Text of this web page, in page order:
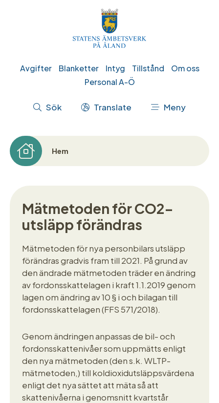
Genvägar
Avgifter Blanketter Intyg Tillstånd
Om oss
Personal A-Ö
Åtgärdsmeny
Sök Translate Meny
Länkstig
Hem
Mätmetoden för CO2-
utsläpp förändras
Mätmetoden för nya personbilars utsläpp
förändras gradvis fram till 2021. På grund av
den ändrade mätmetoden träder en ändring
av fordonsskattelagen i kraft 1.1.2019 genom
lagen om ändring av 10 § i och bilagan till
fordonsskattelagen (FFS 571/2018).
Genom ändringen anpassas de bil- och
fordonsskattenivåer som uppmätts enligt
den nya mätmetoden (den s.k. WLTP-
mätmetoden,) till koldioxidutsläppsvärdena
enligt det nya sättet att mäta så att
skattenivåerna i genomsnitt kvartstår